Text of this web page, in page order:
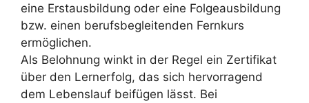
eine Erstausbildung oder eine Folgeausbildung
bzw. einen berufsbegleitenden Fernkurs
ermöglichen.
Als Belohnung winkt in der Regel ein Zertifikat
über den Lernerfolg, das sich hervorragend
dem Lebenslauf beifügen lässt. Bei